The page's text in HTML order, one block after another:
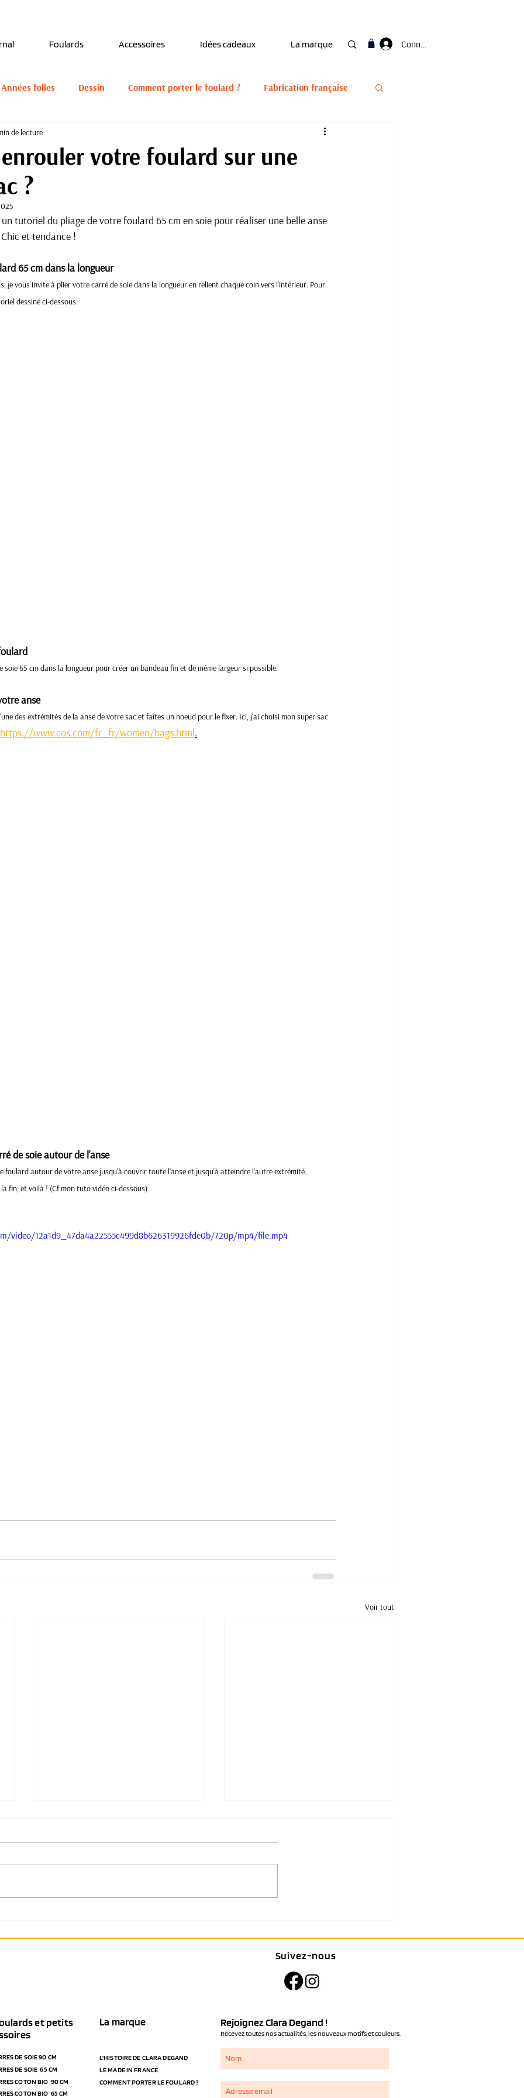
Foulards Accessoires Idées cadeaux La marque Connexion
Années folles Dessin Comment porter le foulard ? Fabrication française
naturels
votre foulard sur une
?
de lecture
tutoriel du pliage de votre foulard 65 cm en soie pour réaliser une belle anse
et tendance !
65 cm dans la longueur
je vous invite à plier votre carré de soie dans la longueur en relient chaque coin vers l'intérieur. Pour
dessiné ci-dessous.
soie 65 cm dans la longueur pour créer un bandeau fin et de même largeur si possible.
anse
des extrémités de la anse de votre sac et faîtes un noeud pour le fixer. Ici, j'ai choisi mon super sac
https://www.cos.com/fr_fr/women/bags.html.
de soie autour de l'anse
foulard autour de votre anse jusqu'à couvrir toute l'anse et jusqu'à atteindre l'autre extrémité.
fin, et voilà ! (Cf mon tuto vidéo ci-dessous).
video/12a1d9_47da4a22555c499d8b626319926fde0b/720p/mp4/file.mp4
Voir tout
Suivez-nous
Rejoignez Clara Degand !
Recevez toutes nos actualités, les nouveaux motifs et couleurs.
et petits
DE SOIE 90 CM
DE SOIE 65 CM
COTON BIO 90 CM
COTON BIO 65 CM
La marque
L'HISTOIRE DE CLARA DEGAND
LE MADE IN FRANCE
COMMENT PORTER LE FOULARD ?